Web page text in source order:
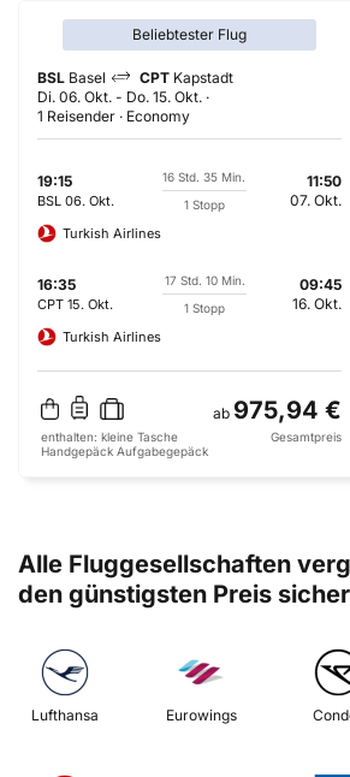
Beliebtester Flug
BSL Basel CPT Kapstadt
Di. 06. Okt. - Do. 15. Okt.
1 Reisender
Economy
19:15
BSL 06. Okt.
16 Std. 35 Min.
1 Stopp
11:50
07. Okt.
Turkish Airlines
16:35
CPT 15. Okt.
17 Std. 10 Min.
1 Stopp
09:45
16. Okt.
Turkish Airlines
ab 975,94 €
enthalten: kleine Tasche
Handgepäck Aufgabegepäck
Gesamtpreis
Alle Fluggesellschaften
den günstigsten Preis
Lufthansa Eurowings